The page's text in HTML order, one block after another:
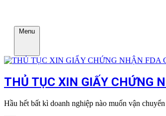
Menu
THỦ TỤC XIN GIẤY CHỨNG
Hầu hết bất kì doanh nghiệp nào muốn vận